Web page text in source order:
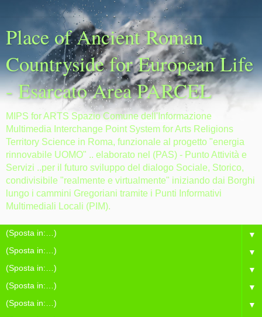
Place of Ancient Roman
Countryside for European Life
- Esarcato Area PARCEL
MIPS for ARTS Spazio Comune dell'Informazione
Multimedia Interchange Point System for Arts Religions
Territory Science in Roma, funzionale al progetto "energia
rinnovabile UOMO" .. elaborato nel (PAS) - Punto Attività e
Servizi ..per il futuro sviluppo del dialogo Sociale, Storico,
condivisibile "realmente e virtualmente" iniziando dai Borghi
lungo i cammini Gregoriani tramite i Punti Informativi
Multimediali Locali (PIM).
▼
▼
▼
▼
▼